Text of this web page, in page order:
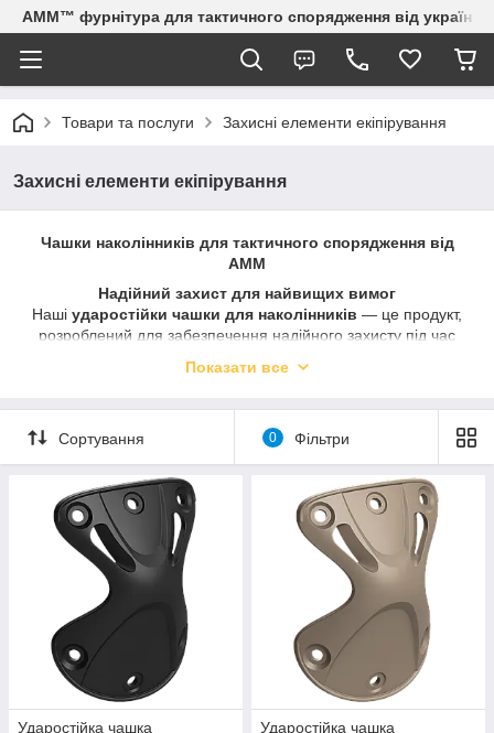
AMM™ фурнітура для тактичного спорядження від
Товари та послуги Захисні елементи екіпірування
Захисні елементи екіпірування
Чашки наколінників для тактичного спорядження від
АММ
Надійний захист для найвищих вимог
Наші ударостійки чашки для наколінників — це продукт,
розроблений для забезпечення надійного захисту під час
поліамідуабополіуретану
Показати все
Сортування 0 Фільтри
Ударостійка чашка
Ударостійка чашка